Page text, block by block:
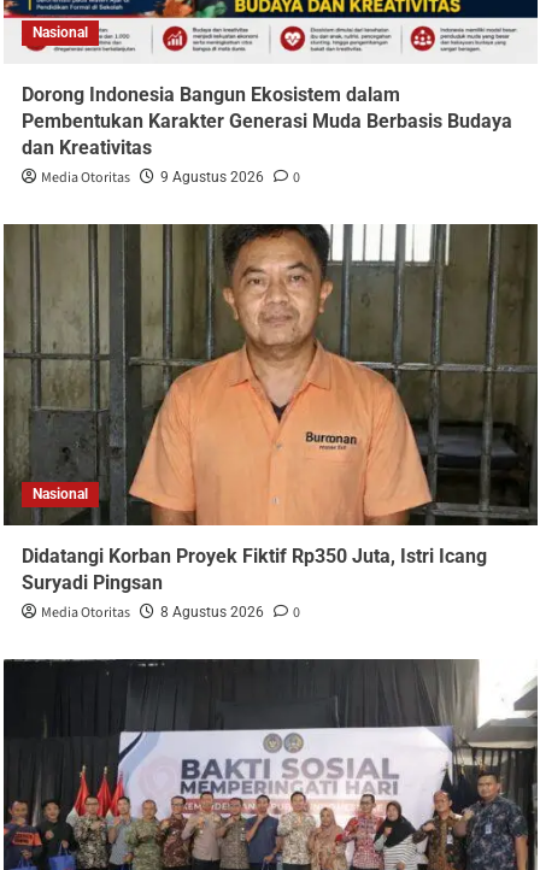
Nasional
Dorong Indonesia Bangun Ekosistem dalam
Pembentukan Karakter Generasi Muda Berbasis Budaya
dan Kreativitas
Media Otoritas 9 Agustus 2026 0
Nasional
Didatangi Korban Proyek Fiktif Rp350 Juta, Istri Icang
Suryadi Pingsan
Media Otoritas 8 Agustus 2026 0